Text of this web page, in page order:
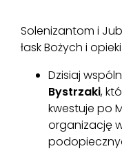
Solenizantom i
łask Bożych i
Dzisiaj
Bystrzaki,
kwestuje po
organizację